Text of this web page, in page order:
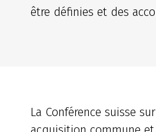
être définies et des
La Conférence suisse